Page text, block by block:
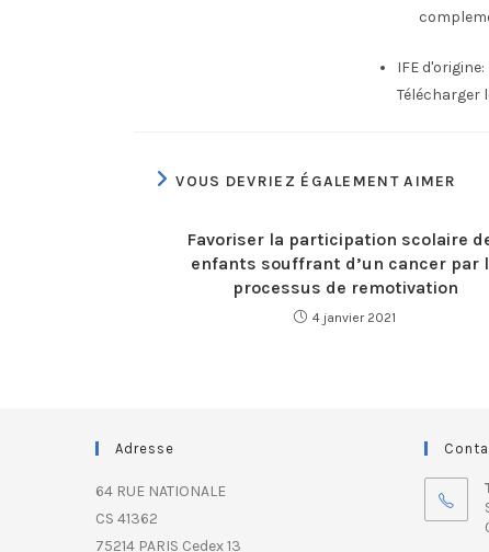
IFE d'origine:
Télécharger
VOUS DEVRIEZ ÉGALEMENT AIMER
Favoriser la participation scolaire
enfants souffrant d’un cancer par
processus de remotivation
4 janvier 2021
Adresse
64 RUE NATIONALE
CS 41362
75214 PARIS Cedex 13